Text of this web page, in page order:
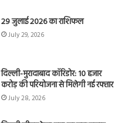
29 जुलाई 2026 का राशिफल
July 29, 2026
दिल्ली-मुरादाबाद कॉरिडोर: 10 हजार
करोड़ की परियोजना से मिलेगी नई रफ्तार
July 28, 2026